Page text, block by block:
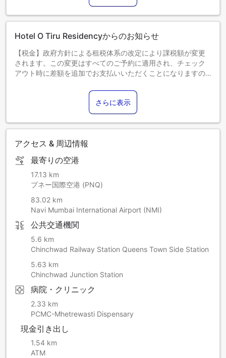
Hotel O Tiru Residencyからのお知らせ
【税金】政府方針による租税体系の改定により課税額が変更
されます。この変更はすべてのご予約に適用され、チェック
アウト時に差額を追加でお支払いいただくことになりますの
さらに表示
アクセス & 周辺情報
最寄りの空港
17.13 km
プネー国際空港 (PNQ)
83.02 km
Navi Mumbai International Airport (NMI)
公共交通機関
5.6 km
Chinchwad Railway Station Queens Town Side Station
5.63 km
Chinchwad Junction Station
病院・クリニック
2.33 km
PCMC-Mhetrewasti Dispensary
現金引き出し
1.54 km
ATM